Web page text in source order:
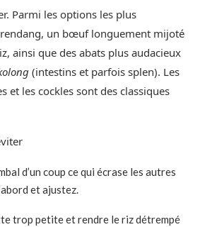
Parmi les options les plus
un bœuf longuement mijoté
ainsi que des abats plus audacieux
(intestins et parfois splen). Les
et les cockles sont des classiques
d’un coup ce qui écrase les autres
et ajustez.
trop petite et rendre le riz détrempé